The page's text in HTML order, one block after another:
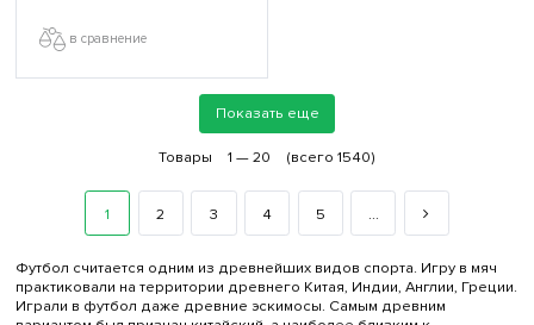
в сравнение
Показать еще
Товары 1 —20 (всего 1540)
1 2 3 4 5 ...
Футбол считается одним из древнейших видов спорта. Игру в мяч
практиковали на территории древнего Китая, Индии, Англии, Греции.
Играли в футбол даже древние эскимосы. Самым древним